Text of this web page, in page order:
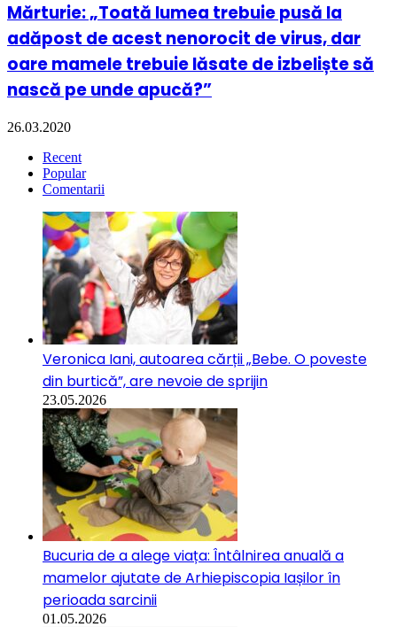
Mărturie: „Toată lumea trebuie pusă la
adăpost de acest nenorocit de virus, dar
oare mamele trebuie lăsate de izbeliște să
nască pe unde apucă?”
26.03.2020
Recent
Popular
Comentarii
Veronica Iani, autoarea cărții „Bebe. O poveste
din burtică”, are nevoie de sprijin
23.05.2026
Bucuria de a alege viața: Întâlnirea anuală a
mamelor ajutate de Arhiepiscopia Iașilor în
perioada sarcinii
01.05.2026